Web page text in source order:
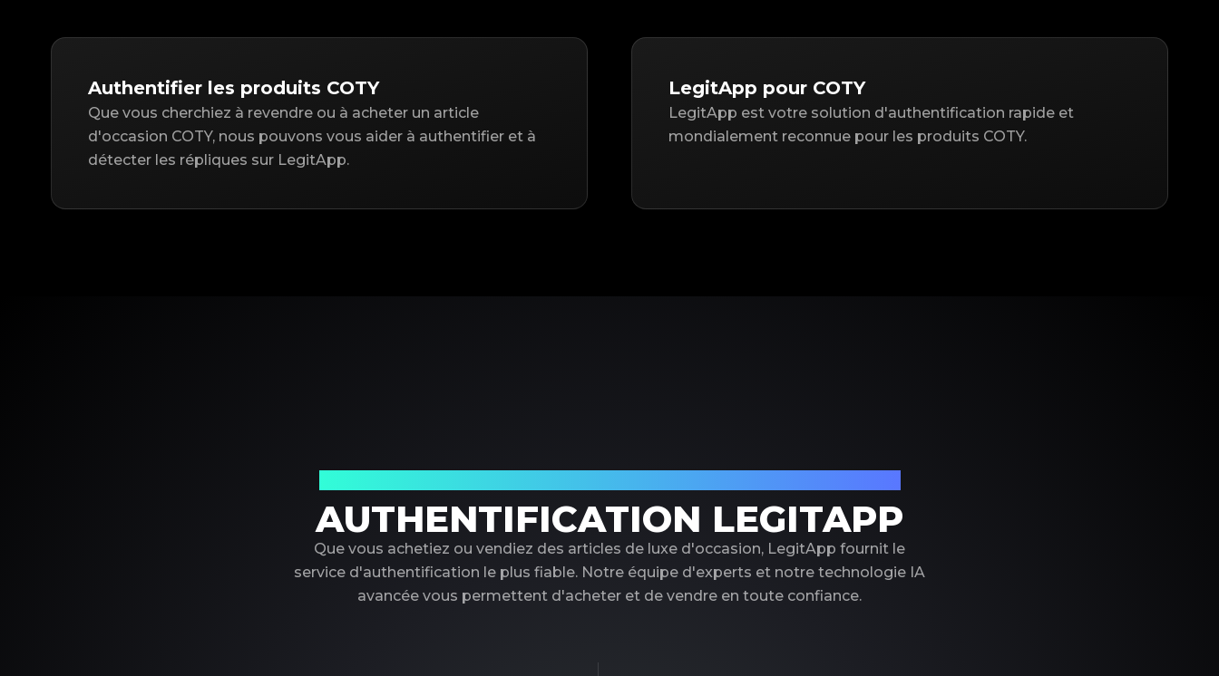
Authentifier les produits COTY
Que vous cherchiez à revendre ou à acheter un article
d'occasion COTY, nous pouvons vous aider à authentifier et à
détecter les répliques sur LegitApp.
LegitApp pour COTY
LegitApp est votre solution d'authentification rapide et
mondialement reconnue pour les produits COTY.
AUTHENTIFICATION LEGITAPP
Que vous achetiez ou vendiez des articles de luxe d'occasion, LegitApp fournit le
service d'authentification le plus fiable. Notre équipe d'experts et notre technologie IA
avancée vous permettent d'acheter et de vendre en toute confiance.